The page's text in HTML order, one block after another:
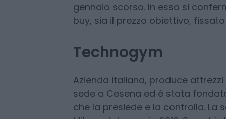
titolo valeva a metà settimana
in più rispetto a un anno fa.
gennaio scorso. In esso si
buy, sia il prezzo obiettivo,
Technogym